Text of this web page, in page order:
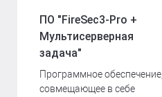
ПО "FireSec3-Pro +
Мультисерверная
задача"
Программное обеспечение,
совмещающее в себе